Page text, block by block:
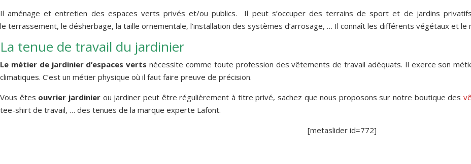
Il aménage et entretien des espaces verts privés et/ou publics. Il peut s’occuper des terrains de sport et de jardins
le terrassement, le désherbage, la taille ornementale, l’installation des systèmes d’arrosage, … Il connaît les différents végétaux et
La tenue de travail du jardinier
Le métier de jardinier d’espaces verts nécessite comme toute profession des vêtements de travail adéquats. Il exerce son
climatiques. C’est un métier physique où il faut faire preuve de précision.
Vous êtes ouvrier jardinierou jardiner peut être régulièrement à titre privé, sachez que nous proposons sur notre boutique des
tee-shirt de travail, … des tenues de la marque experte Lafont.
[metaslider id=772]